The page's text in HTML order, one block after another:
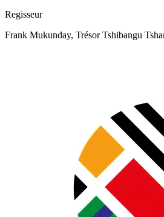
Regisseur
Frank Mukunday, Trésor Tshibangu